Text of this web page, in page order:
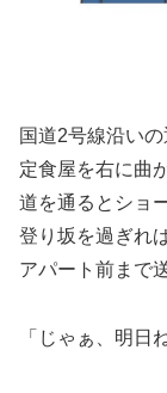
国道2号線沿いの
定食屋を右に曲
道を通るとショ
登り坂を過ぎれ
アパート前まで
「じゃぁ、明日